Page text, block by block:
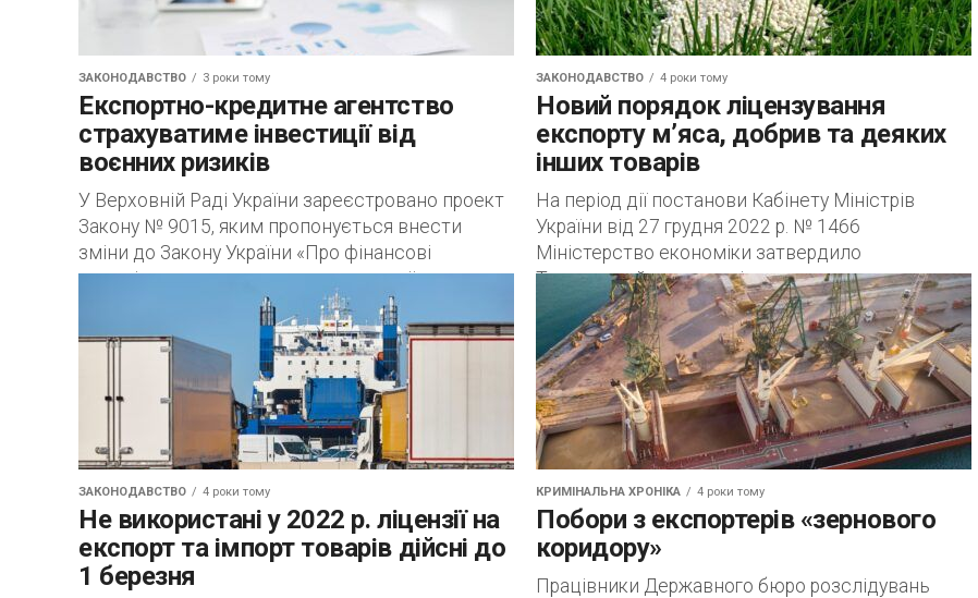
ЗАКОНОДАВСТВО 3 роки тому
Експортно-кредитне агентство
страхуватиме інвестиції від
воєнних ризиків
У Верховній Раді України зареєстровано проект
Закону № 9015, яким пропонується внести
зміни до Закону України «Про фінансові
механізми стимулювання експортної
діяльності» щодо страхування інвестицій в...
ЗАКОНОДАВСТВО 4 роки тому
Новий порядок ліцензування
експорту м’яса, добрив та деяких
інших товарів
На період дії постанови Кабінету Міністрів
України від 27 грудня 2022 р. № 1466
Міністерство економіки затвердило
Тимчасовий порядок ліцензування експорту
деяких товарів, зазначених у додатку...
ЗАКОНОДАВСТВО 4 роки тому
Не використані у 2022 р. ліцензії на
експорт та імпорт товарів дійсні до
1 березня
КРИМІНАЛЬНА ХРОНІКА 4 роки тому
Побори з експортерів «зернового
коридору»
Працівники Державного бюро розслідувань